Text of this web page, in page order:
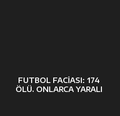
FUTBOL FACIASI: 174
ÖLÜ, ONLARCA YARALI